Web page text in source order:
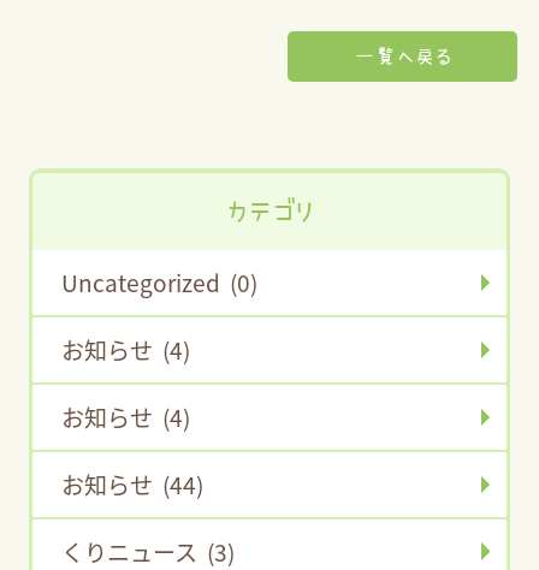
一覧へ戻る
カテゴリ
Uncategorized (0)
お知らせ (4)
お知らせ (4)
お知らせ (44)
くりニュース (3)